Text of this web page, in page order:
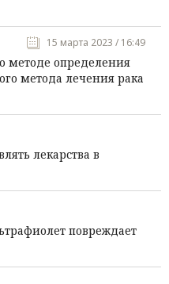
15 марта 2023 / 16:49
методе определения
метода лечения рака
лекарства в
повреждает